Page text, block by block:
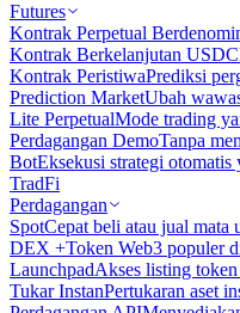
Futures
Kontrak Perpetual
Kontrak Berkelanjutan USDC
Kontrak PeristiwaPrediksi
Prediction MarketUbah
Lite PerpetualMode trading
Perdagangan DemoTanpa
BotEksekusi strategi otomatis
TradFi
Perdagangan
SpotCepat beli atau jual mata
DEX +Token Web3 populer
LaunchpadAkses listing
Tukar InstanPertukaran aset